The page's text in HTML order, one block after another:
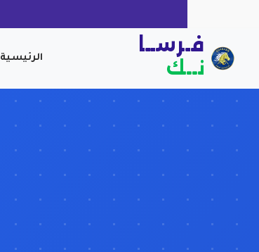
فـرســا
نــك الرئيسية